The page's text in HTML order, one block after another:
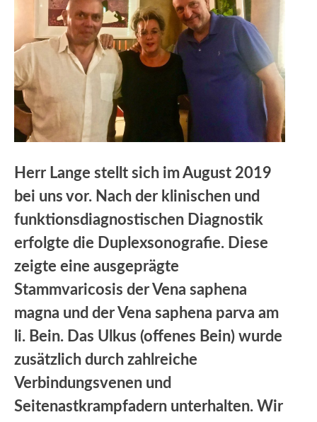
Herr Lange stellt sich im August 2019
bei uns vor. Nach der klinischen und
funktionsdiagnostischen Diagnostik
erfolgte die Duplexsonografie. Diese
zeigte eine ausgeprägte
Stammvaricosis der Vena saphena
magna und der Vena saphena parva am
li. Bein. Das Ulkus (offenes Bein) wurde
zusätzlich durch zahlreiche
Verbindungsvenen und
Seitenastkrampfadern unterhalten. Wir